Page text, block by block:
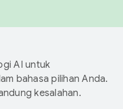
AI untuk
bahasa pilihan Anda.
kesalahan.